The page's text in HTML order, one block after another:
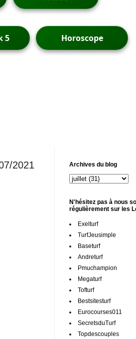
5 Horoscope
2021 Archives du blog
N'hésitez pas à nous
régulièrement sur les
Exelturf
TurfJeusimple
Baseturf
Andreturf
Pmuchampion
Megaturf
Tofturf
Bestsitesturf
Eurocourses011
SecretsduTurf
Topdescouples